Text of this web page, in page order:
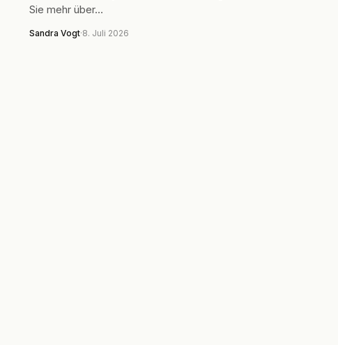
Sie mehr über…
Sandra Vogt·8. Juli 2026